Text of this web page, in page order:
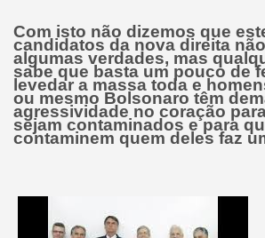
Com isto não dizemos que
candidatos da nova direita
algumas verdades, mas
sabe que basta um pouco de
levedar a massa toda e
ou mesmo Bolsonaro têm
agressividade no coração
sejam contaminados e para
contaminem quem deles faz